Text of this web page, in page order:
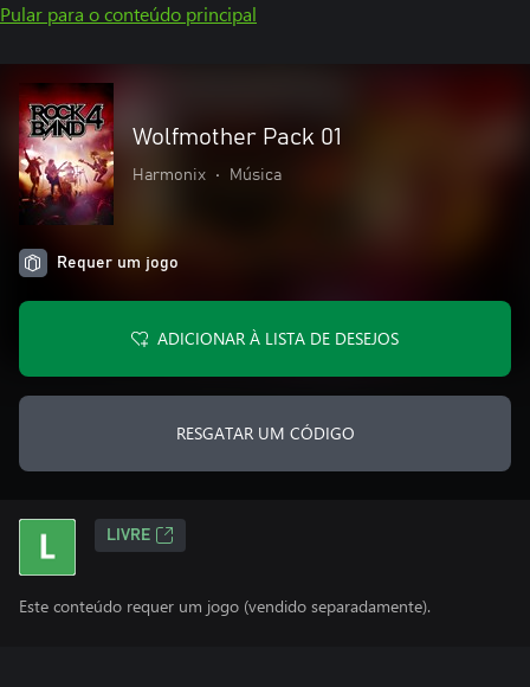
Pular para o conteúdo principal
Wolfmother Pack 01
Harmonix • Música
Requer um jogo
ADICIONAR À LISTA DE DESEJOS
RESGATAR UM CÓDIGO
LIVRE
Este conteúdo requer um jogo (vendido separadamente).